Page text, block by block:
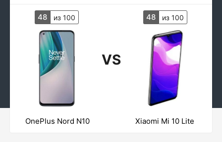
48 из 100
VS
48 из 100
OnePlus Nord N10 Xiaomi Mi 10 Lite